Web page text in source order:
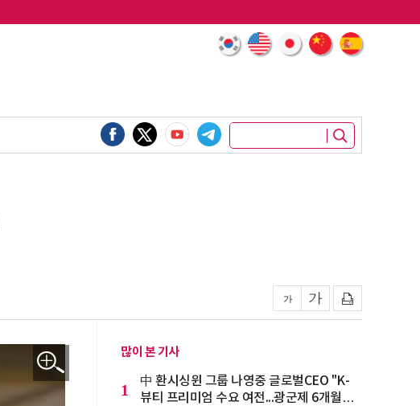
많이 본 기사
1
中 환시싱윈 그룹 나영중 글로벌CEO "K-
뷰티 프리미엄 수요 여전...광군제 6개월